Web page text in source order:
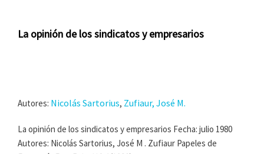
La opinión de los sindicatos y empresarios
La opinión de los sindicatos y empresarios Fecha: julio 1980
Autores: Nicolás Sartorius, José M . Zufiaur Papeles de
Autores: Nicolás Sartorius, Zufiaur, José M.